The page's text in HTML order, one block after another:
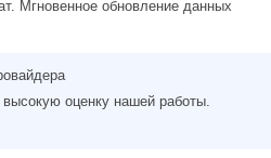
Мгновенное обновление данных
оценку нашей работы.